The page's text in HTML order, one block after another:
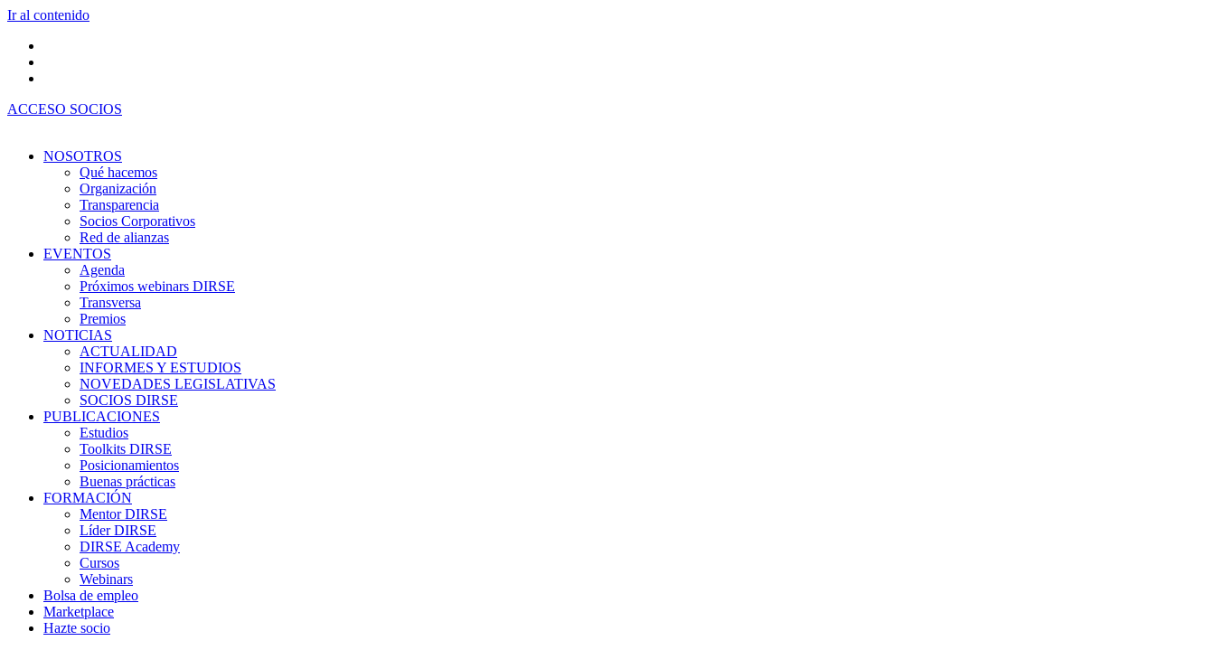
Ir al contenido
ACCESO SOCIOS
NOSOTROS
Qué hacemos
Organización
Transparencia
Socios Corporativos
Red de alianzas
EVENTOS
Agenda
Próximos webinars DIRSE
Transversa
Premios
NOTICIAS
ACTUALIDAD
INFORMES Y ESTUDIOS
NOVEDADES LEGISLATIVAS
SOCIOS DIRSE
PUBLICACIONES
Estudios
Toolkits DIRSE
Posicionamientos
Buenas prácticas
FORMACIÓN
Mentor DIRSE
Líder DIRSE
DIRSE Academy
Cursos
Webinars
Bolsa de empleo
Marketplace
Hazte socio